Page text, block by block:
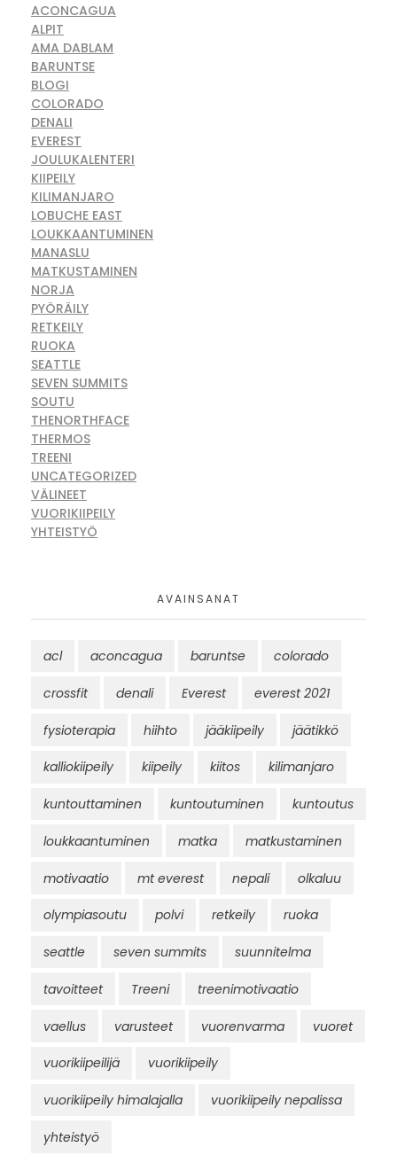
ACONCAGUA
ALPIT
AMA DABLAM
BARUNTSE
BLOGI
COLORADO
DENALI
EVEREST
JOULUKALENTERI
KIIPEILY
KILIMANJARO
LOBUCHE EAST
LOUKKAANTUMINEN
MANASLU
MATKUSTAMINEN
NORJA
PYÖRÄILY
RETKEILY
RUOKA
SEATTLE
SEVEN SUMMITS
SOUTU
THENORTHFACE
THERMOS
TREENI
UNCATEGORIZED
VÄLINEET
VUORIKIIPEILY
YHTEISTYÖ
AVAINSANAT
acl aconcagua baruntse colorado
crossfit denali Everest everest 2021
fysioterapia hiihto jääkiipeily jäätikkö
kalliokiipeily kiipeily kiitos kilimanjaro
kuntouttaminen kuntoutuminen kuntoutus
loukkaantuminen matka matkustaminen
motivaatio mt everest nepali olkaluu
olympiasoutu polvi retkeily ruoka
seattle seven summits suunnitelma
tavoitteet Treeni treenimotivaatio
vaellus varusteet vuorenvarma vuoret
vuorikiipeilijä vuorikiipeily
vuorikiipeily himalajalla vuorikiipeily nepalissa
yhteistyö